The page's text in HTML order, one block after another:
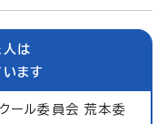
人は
ます
ール委員会 荒本委